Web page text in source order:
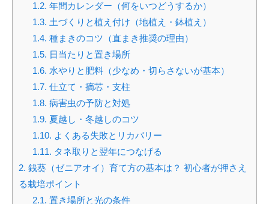
1.2. 年間カレンダー（何をいつどうするか）
1.3. 土づくりと植え付け（地植え・鉢植え）
1.4. 種まきのコツ（直まき推奨の理由）
1.5. 日当たりと置き場所
1.6. 水やりと肥料（少なめ・切らさないが基本）
1.7. 仕立て・摘芯・支柱
1.8. 病害虫の予防と対処
1.9. 夏越し・冬越しのコツ
1.10. よくある失敗とリカバリー
1.11. タネ取りと翌年につなげる
2. 銭葵（ゼニアオイ）育て方の基本は？ 初心者が押さえ
る栽培ポイント
2.1. 置き場所と光の条件